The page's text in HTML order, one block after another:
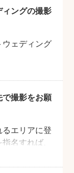
と選べるの
ことができ
ングの撮影
ェディング
・ヘアメ
ておりませ
ださいませ。
で撮影をお願
エリアに登
名すれば、
で、是非と